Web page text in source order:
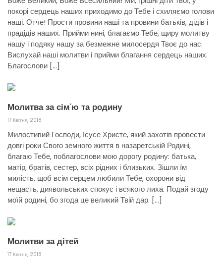
покорі сердець наших приходимо до Тебе і схиляємо голови
наші. Отче! Прости провини наші та провини батьків, дідів і
прадідів наших. Прийми нині, благаємо Тебе, щиру молитву
нашу і подяку нашу за безмежне милосердя Твоє до нас.
Вислухай наші молитви і прийми благання сердець наших.
Благослови […]
Молитва за сім’ю та родину
17 Квітня, 2018
Милостивий Господи, Ісусе Христе, який захотів провести
довгі роки Свого земного життя в назаретській Родині,
благаю Тебе, поблагослови мою дорогу родину: батька,
матір, братів, сестер, всіх рідних і близьких. Зішли їм
милість, щоб всім серцем любили Тебе, охорони від
нещасть, диявольських спокус і всякого лиха. Подай згоду
моїй родині, бо згода це великий Твій дар. […]
Молитви за дітей
17 Квітня, 2018